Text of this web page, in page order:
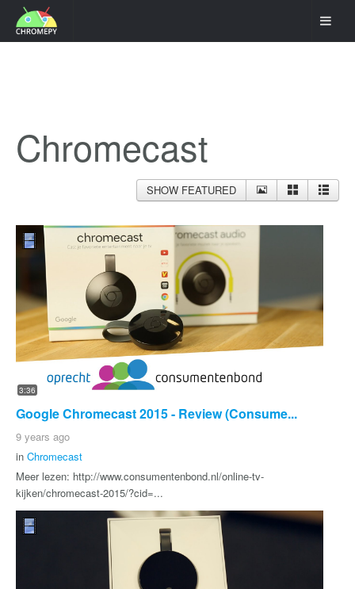
Chromecast
SHOW FEATURED
3:36
Google Chromecast 2015 - Review (Consume...
9 years ago
in Chromecast
Meer lezen: http://www.consumentenbond.nl/online-tv-
kijken/chromecast-2015/?cid=...